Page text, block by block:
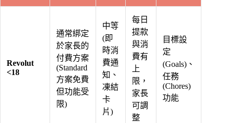
Revolut
<18
通常綁定
於家長的
付費方案
(Standard
方案免費
但功能受
限)
中等
(即
時消
費通
知、
凍結
卡
片)
每日
提款
與消
費有
上
限，
家長
可調
整
目標設
定
(Goals)、
任務
(Chores)
功能